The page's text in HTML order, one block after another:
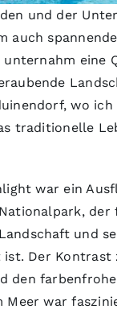
und der
auch
eine
wo
traditionelle
war ein
der
und
Der Kontrast
den
Meer war